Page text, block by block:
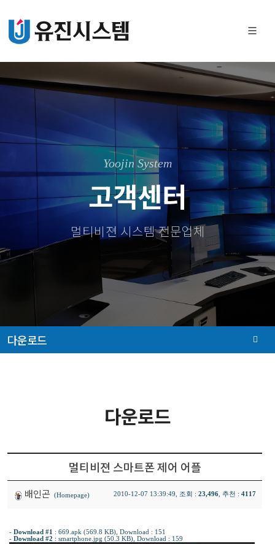
Yoojin System
고객센터
멀티비젼 시스템 전문업체
다운로드
다운로드
멀티비젼 스마트폰 제어 어플
배인곤 (Homepage) 2010-12-07 13:39:49, 조회 : 23,496 , 추천 : 4117
- Download #1 : 669.apk (569.8 KB) , Download : 151
- Download #2 : smartphone.jpg (50.3 KB) , Download : 159